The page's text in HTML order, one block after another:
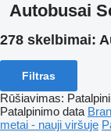
Autobusai
278 skelbimai:
Filtras
Rūšiavimas:
Patalpinimo data
metai - nauji viršuje